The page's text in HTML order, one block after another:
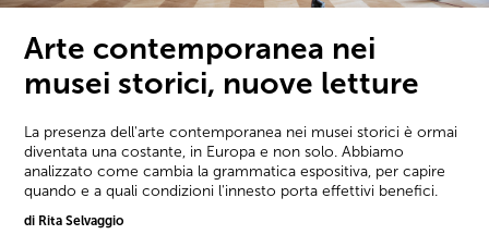
Arte contemporanea nei
musei storici, nuove letture
La presenza dell'arte contemporanea nei musei storici è ormai
diventata una costante, in Europa e non solo. Abbiamo
analizzato come cambia la grammatica espositiva, per capire
quando e a quali condizioni l'innesto porta effettivi benefici.
di Rita Selvaggio